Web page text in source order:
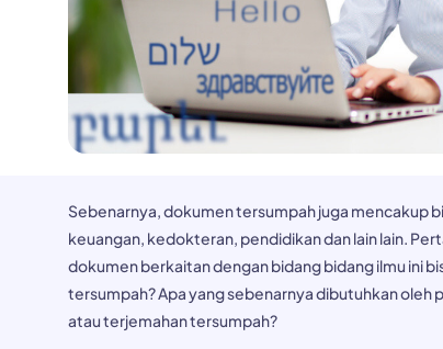
Sebenarnya, dokumen tersumpah juga mencakup
keuangan, kedokteran, pendidikan dan lain lain.
dokumen berkaitan dengan bidang bidang ilmu ini
tersumpah? Apa yang sebenarnya dibutuhkan oleh
atau terjemahan tersumpah?